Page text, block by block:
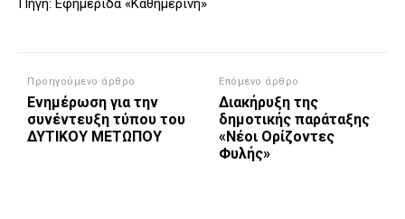
Πηγή: Εφημερίδα «Καθημερινή»
Προηγούμενο άρθρο
Ενημέρωση για την
συνέντευξη τύπου του
ΔΥΤΙΚΟΥ ΜΕΤΩΠΟΥ
Επόμενο άρθρο
Διακήρυξη της
δημοτικής παράταξης
«Νέοι Ορίζοντες
Φυλής»